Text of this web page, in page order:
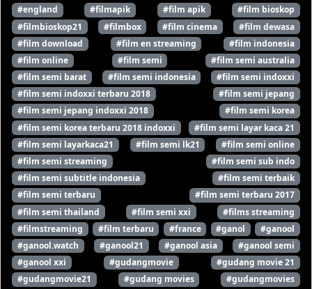
#england
#filmapik #film apik
#film bioskop
#filmbioskop21
#filmbox #film cinema
#film dewasa
#film download
#film en streaming
#film indonesia
#film online
#film semi
#film semi australia
#film semi barat
#film semi indonesia
#film semi indoxxi
#film semi indoxxi terbaru 2018
#film semi jepang
#film semi jepang indoxxi 2018
#film semi korea
#film semi korea terbaru 2018 indoxxi
#film semi layar kaca 21
#film semi layarkaca21
#film semi lk21
#film semi online
#film semi streaming
#film semi sub indo
#film semi subtitle indonesia
#film semi terbaik
#film semi terbaru
#film semi terbaru 2017
#film semi thailand
#film semi xxi
#films streaming
#filmstreaming
#film terbaru #france #ganol
#ganool
#ganool.watch
#ganool21 #ganool asia
#ganool semi
#ganool xxi
#gudangmovie
#gudang movie 21
#gudangmovie21
#gudang movies
#gudangmovies